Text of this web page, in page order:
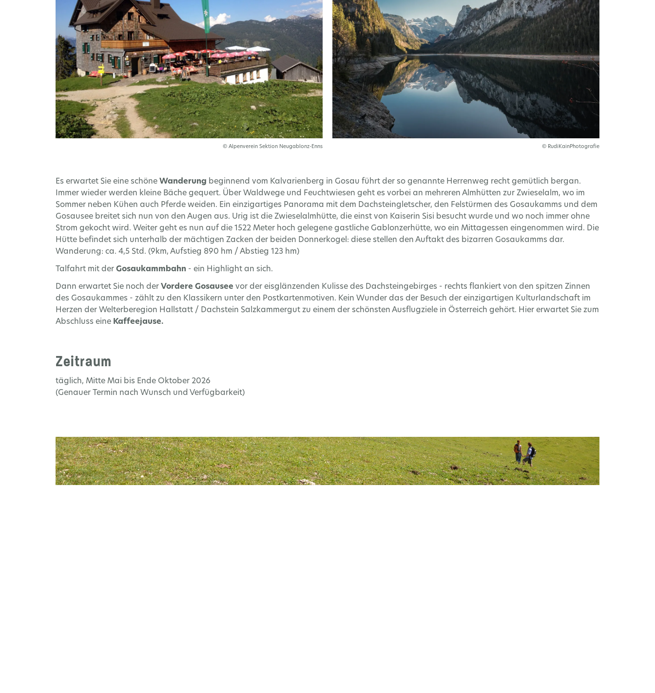
© Alpenverein Sektion Neugablonz-Enns © RudiKainPhotografie
Es erwartet Sie eine schöne Wanderung beginnend vom Kalvarienberg in Gosau führt der so genannte Herrenweg recht gemütlich bergan.
Immer wieder werden kleine Bäche gequert. Über Waldwege und Feuchtwiesen geht es vorbei an mehreren Almhütten zur Zwieselalm, wo im
Sommer neben Kühen auch Pferde weiden. Ein einzigartiges Panorama mit dem Dachsteingletscher, den Felstürmen des Gosaukamms und dem
Gosausee breitet sich nun von den Augen aus. Urig ist die Zwieselalmhütte, die einst von Kaiserin Sisi besucht wurde und wo noch immer ohne
Strom gekocht wird. Weiter geht es nun auf die 1522 Meter hoch gelegene gastliche Gablonzerhütte, wo ein Mittagessen eingenommen wird. Die
Hütte befindet sich unterhalb der mächtigen Zacken der beiden Donnerkogel: diese stellen den Auftakt des bizarren Gosaukamms dar.
Wanderung: ca. 4,5 Std. (9km, Aufstieg 890 hm / Abstieg 123 hm)
Talfahrt mit der Gosaukammbahn - ein Highlight an sich.
Dann erwartet Sie noch der Vordere Gosausee vor der eisglänzenden Kulisse des Dachsteingebirges - rechts flankiert von den spitzen Zinnen
des Gosaukammes - zählt zu den Klassikern unter den Postkartenmotiven. Kein Wunder das der Besuch der einzigartigen Kulturlandschaft im
Herzen der Welterberegion Hallstatt / Dachstein Salzkammergut zu einem der schönsten Ausflugziele in Österreich gehört. Hier erwartet Sie zum
Abschluss eine Kaffeejause.
Zeitraum
täglich, Mitte Mai bis Ende Oktober 2026
(Genauer Termin nach Wunsch und Verfügbarkeit)